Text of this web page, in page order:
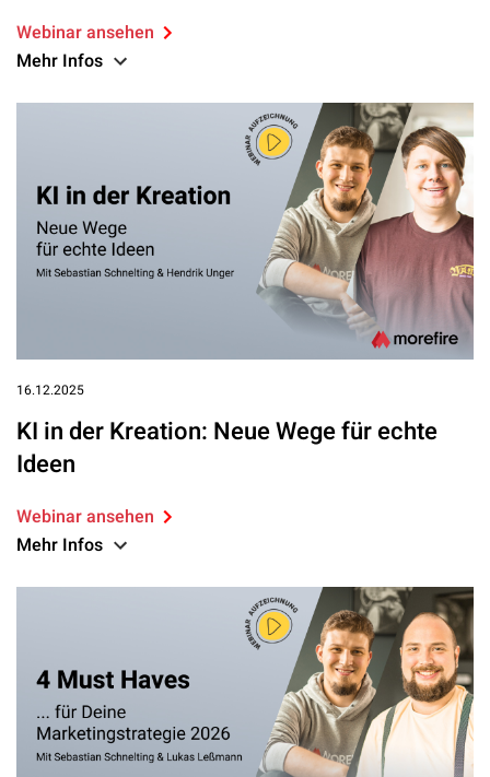
Webinar ansehen
Mehr Infos
16.12.2025
KI in der Kreation: Neue Wege für echte
Ideen
Webinar ansehen
Mehr Infos